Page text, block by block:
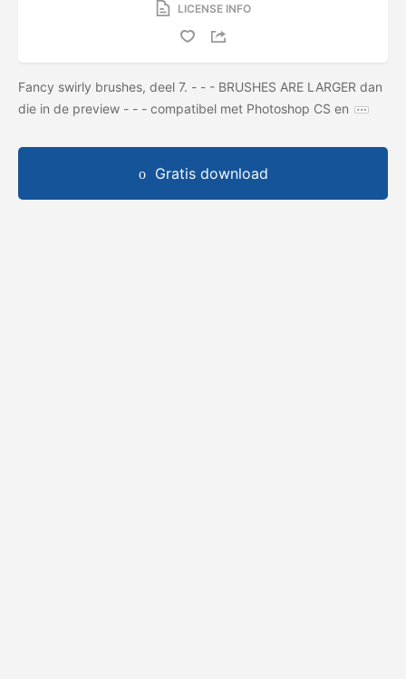
LICENSE INFO
Fancy swirly brushes, deel 7. - - - BRUSHES ARE LARGER dan
die in de preview - - - compatibel met Photoshop CS en
Gratis download